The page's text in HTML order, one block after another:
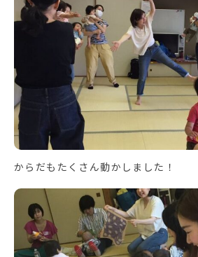
からだもたくさん動かしました！